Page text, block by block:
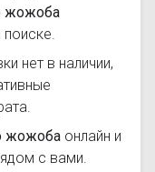
жожоба
нет в наличии,
жожоба онлайн и
с вами.